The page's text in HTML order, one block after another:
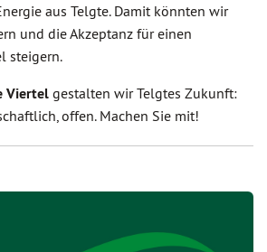
aus Telgte. Damit könnten wir
und die Akzeptanz für einen
steigern.
Viertelgestalten wir Telgtes Zukunft:
offen. Machen Sie mit!